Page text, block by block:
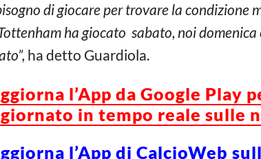
di giocare per trovare la condizione
ha giocato sabato, noi
ha detto Guardiola.
l’App da Google
in tempo reale sulle
l’App di CalcioWeb